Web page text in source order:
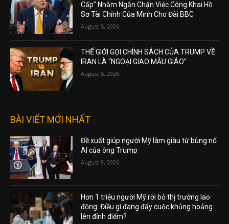
Cấp” Nhằm Ngăn Chặn Việc Công Khai Hồ
Sơ Tài Chính Của Mình Cho Đài BBC
August 5, 2026
THẾ GIỚI GỌI CHÍNH SÁCH CỦA TRUMP VỀ
IRAN LÀ “NGOẠI GIAO MẪU GIÁO”
August 5, 2026
BÀI VIẾT MỚI NHẤT
Đề xuất giúp người Mỹ làm giàu từ bùng nổ
AI của ông Trump
August 8, 2026
Hơn 1 triệu người Mỹ rời bỏ thị trường lao
động: Điều gì đang đẩy cuộc khủng hoảng
lên đỉnh điểm?